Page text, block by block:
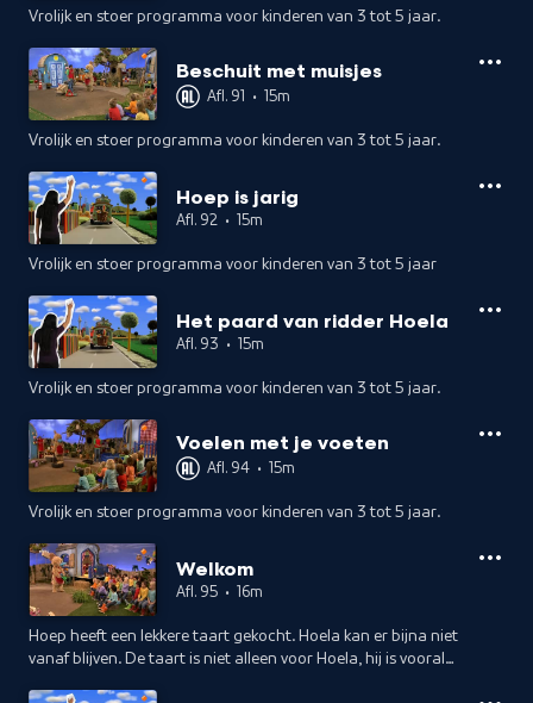
Vrolijk en stoer programma voor kinderen van 3 tot 5 jaar.
Beschuit met muisjes
Afl. 91 • 15m
Vrolijk en stoer programma voor kinderen van 3 tot 5 jaar.
Hoep is jarig
Afl. 92 • 15m
Vrolijk en stoer programma voor kinderen van 3 tot 5 jaar
Het paard van ridder Hoela
Afl. 93 • 15m
Vrolijk en stoer programma voor kinderen van 3 tot 5 jaar.
Voelen met je voeten
Afl. 94 • 15m
Vrolijk en stoer programma voor kinderen van 3 tot 5 jaar.
Welkom
Afl. 95 • 16m
Hoep heeft een lekkere taart gekocht. Hoela kan er bijna niet
vanaf blijven. De taart is niet alleen voor Hoela, hij is vooral